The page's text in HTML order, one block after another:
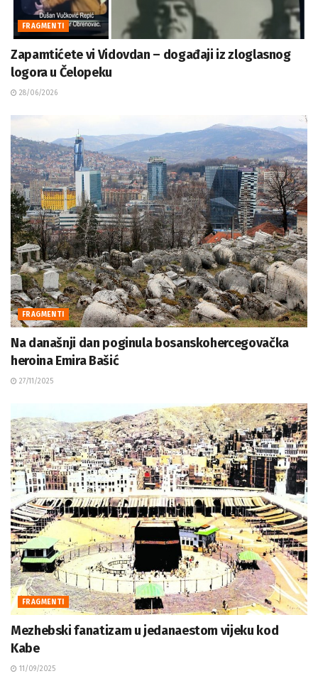
FRAGMENTI
Zapamtićete vi Vidovdan – događaji iz zloglasnog
logora u Čelopeku
28/06/2026
FRAGMENTI
Na današnji dan poginula bosanskohercegovačka
heroina Emira Bašić
27/11/2025
FRAGMENTI
Mezhebski fanatizam u jedanaestom vijeku kod
Kabe
11/09/2025